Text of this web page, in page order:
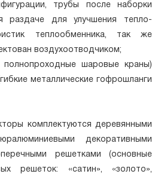
трубы после наборки
раздаче для улучшения тепло-
теплообменника, так же
воздухоотводчиком;
шаровые краны)
металлические гофрошланги
комплектуются деревянными
декоративными
решетками (основные
решеток: «сатин», «золото»,